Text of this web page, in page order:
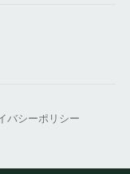
バシーポリシー